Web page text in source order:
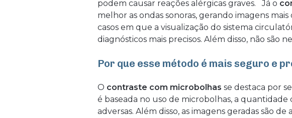
podem causar reações alérgicas graves. Já o
melhor as ondas sonoras, gerando imagens
casos em que a visualização do sistema
diagnósticos mais precisos. Além disso, não são
Por que esse método é mais seguro e
O contraste com microbolhas se destaca por
é baseada no uso de microbolhas, a
adversas. Além disso, as imagens geradas são